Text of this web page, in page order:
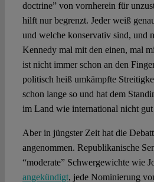
doctrine” von vornherein für
hilft nur begrenzt. Jeder weiß
und welche konservativ sind, und
Kennedy mal mit den einen, mal
ist nicht immer schon an den
politisch heiß umkämpfte
schon lange so und hat dem
im Land wie international nicht gut
Aber in jüngster Zeit hat die
angenommen. Republikanische
“moderate” Schwergewichte wie
angekündigt, jede Nominierung